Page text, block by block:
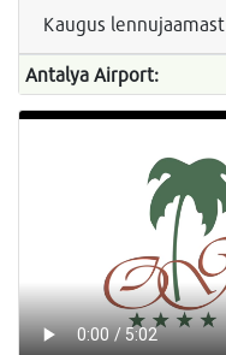
Kaugus lennujaamast
Antalya Airport: